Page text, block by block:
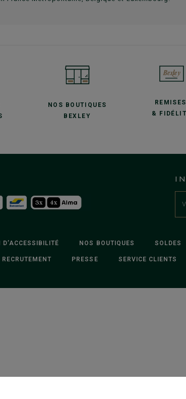
NOS BOUTIQUES
BEXLEY
&
NOS BOUTIQUES SOLDES
RECRUTEMENT PRESSE SERVICE CLIENTS